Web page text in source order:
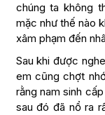
chúng ta không
mặc như thế nào
xâm phạm đến
Sau khi được
em cũng chợt
rằng nam sinh
sau đó đã nổ ra